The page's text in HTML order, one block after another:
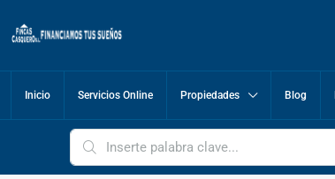
Inicio Servicios Online Propiedades Blog